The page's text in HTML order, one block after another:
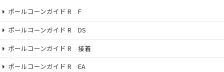
ポールコーンガイド R F
ポールコーンガイド R DS
ポールコーンガイド R 接着
ポールコーンガイド R EA